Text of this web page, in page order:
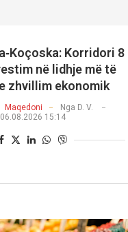
Korridori 8
në lidhje më të
zhvillim ekonomik
Maqedoni Nga D. V.
06.08.2026 15:14